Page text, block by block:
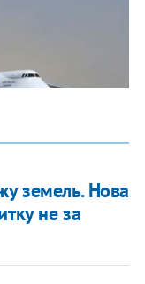
земель. Нова
не за